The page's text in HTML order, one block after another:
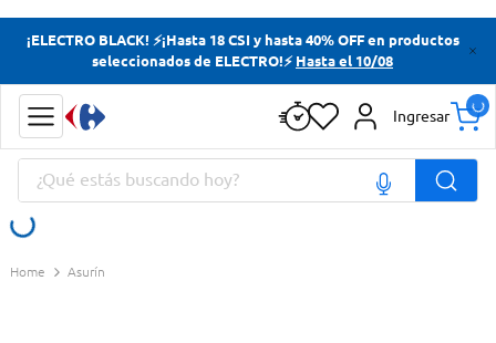
¡ELECTRO BLACK! ⚡¡Hasta 18 CSI y hasta 40% OFF en productos
seleccionados de ELECTRO!⚡ Hasta el 10/08
Ingresar
¿Qué estás buscando hoy?
Asurín
Términos más buscados
Yerba
Términos más buscados
Cerveza
Doves
Jabon Tocador